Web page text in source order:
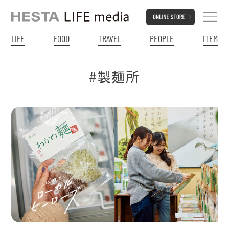
LIFE FOOD TRAVEL PEOPLE ITEM
#製麺所